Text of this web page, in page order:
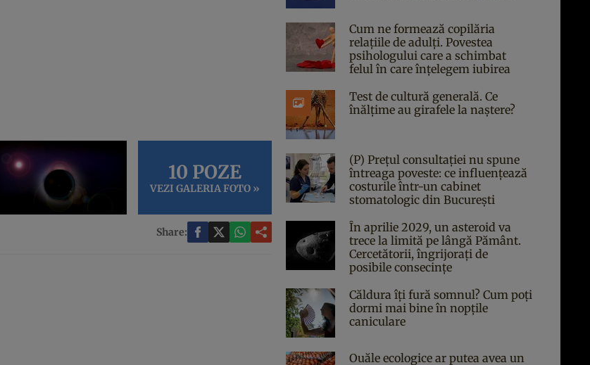
10 POZE
VEZI GALERIA FOTO »
Share:
Cum ne formează copilăria
relațiile de adulți. Povestea
psihologului care a schimbat
felul în care înțelegem iubirea
Test de cultură generală. Ce
înălțime au girafele la naștere?
(P) Prețul consultației nu spune
întreaga poveste: ce influențează
costurile într-un cabinet
stomatologic din București
În aprilie 2029, un asteroid va
trece la limită pe lângă Pământ.
Cercetătorii, îngrijorați de
posibile consecințe
Căldura îți fură somnul? Cum poți
dormi mai bine în nopțile
caniculare
Ouăle ecologice ar putea avea un